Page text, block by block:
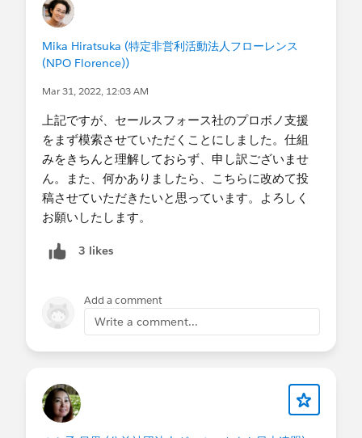
来るスタッフを予め登録しておき、スタッフの申
請してきた勤務可能情報を参照しながら、アサイ
ンすることを考えているのですが、設定で少し躓
いてしまっており、ヘルプをお願いさせていただ
きたい。 ・支援の時間帯(複数回答可) -平日就業
方に合わせます。） ・支援形態 -どちらでも可
・支援時期 -3ヶ月以内 -半年以内 （支援いた
だく方に合わせます。）
Mika Hiratsuka (特定非営利活動法人フローレンス
(NPO Florence))
Mar 31, 2022, 12:03 AM
上記ですが、セールスフォース社のプロボノ支援
をまず模索させていただくことにしました。仕組
みをきちんと理解しておらず、申し訳ございませ
ん。また、何かありましたら、こちらに改めて投
稿させていただきたいと思っています。よろしく
お願いしたします。
3 likes
Add a comment
Write a comment...